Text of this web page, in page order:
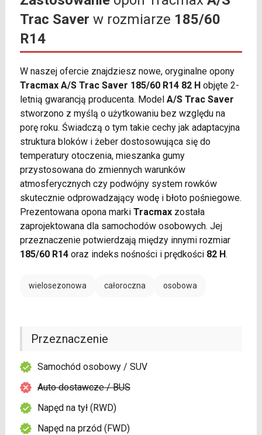
Trac Saver w rozmiarze 185/60
R14
W naszej ofercie znajdziesz nowe, oryginalne opony
Tracmax A/S Trac Saver 185/60 R14 82 Hobjęte 2-
letnią gwarancją producenta. Model A/S Trac Saver
stworzono z myślą o użytkowaniu bez względu na
porę roku. Świadczą o tym takie cechy jak adaptacyjna
struktura bloków i żeber dostosowująca się do
temperatury otoczenia, mieszanka gumy
przystosowana do zmiennych warunków
atmosferycznych czy podwójny system rowków
skutecznie odprowadzający wodę i błoto pośniegowe.
Prezentowana opona marki Tracmaxzostała
zaprojektowana dla samochodów osobowych. Jej
przeznaczenie potwierdzają między innymi rozmiar
185/60 R14oraz indeks nośności i prędkości 82 H.
wielosezonowa całoroczna osobowa
Przeznaczenie
Samochód osobowy / SUV
Auto dostawcze / BUS
Napęd na tył (RWD)
Napęd na przód (FWD)